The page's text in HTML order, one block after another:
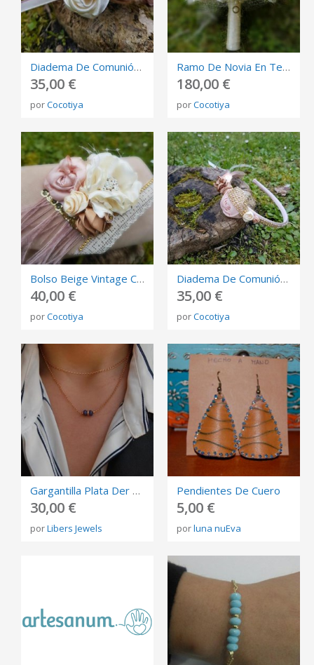
Diadema De Comunión, Flor Con Bolitas
35,00 €
porCocotiya
Ramo De Novia En Tela, Beige Y Dorado. \"Bouquet\"
180,00 €
porCocotiya
Bolso Beige Vintage Con Flores
40,00 €
porCocotiya
Diadema De Comunión Colores Rosa Y Oro
35,00 €
porCocotiya
Gargantilla Plata Der Ley 925 Con Cuarzo.
30,00 €
porLibers Jewels
Pendientes De Cuero
5,00 €
porluna nuEva